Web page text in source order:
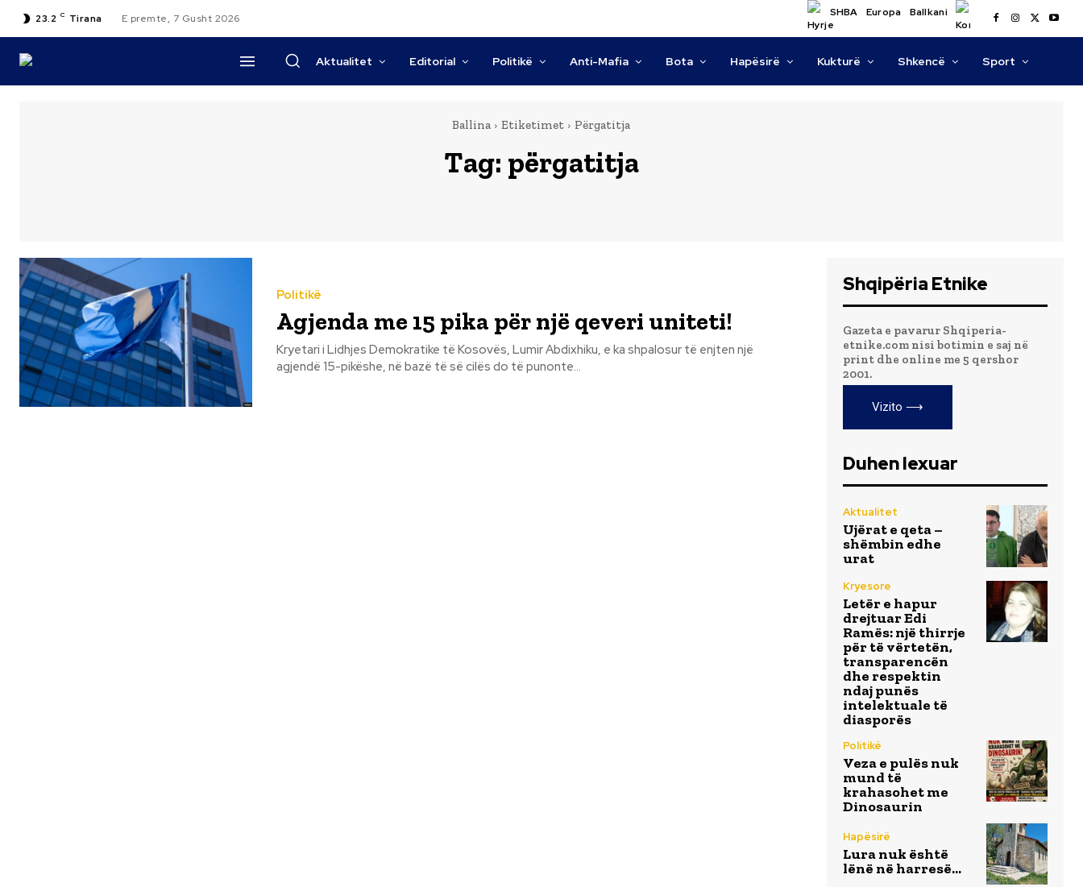
23.2 C Tirana E premte, 7 Gusht 2026 SHBA Europa Ballkani
Aktualitet Editorial Politikë Anti-Mafia Bota Hapësirë Kukturë Shkencë Sport
Ballina Etiketimet Përgatitja
Tag: përgatitja
Politikë
Agjenda me 15 pika për një qeveri uniteti!
Kryetari i Lidhjes Demokratike të Kosovës, Lumir Abdixhiku, e ka shpalosur të enjten një
agjendë 15-pikëshe, në bazë të së cilës do të punonte...
Shqipëria Etnike
Gazeta e pavarur Shqiperia-
etnike.com nisi botimin e saj në
print dhe online me 5 qershor
2001.
Vizito ⟶
Duhen lexuar
Aktualitet
Ujërat e qeta –
shëmbin edhe
urat
Kryesore
Letër e hapur
drejtuar Edi
Ramës: një thirrje
për të vërtetën,
transparencën
dhe respektin
ndaj punës
intelektuale të
diasporës
Politikë
Veza e pulës nuk
mund të
krahasohet me
Dinosaurin
Hapësirë
Lura nuk është
lënë në harresë…